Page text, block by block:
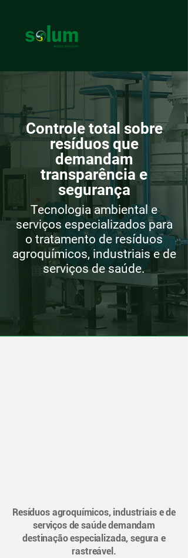
Controle total sobre
resíduos que
demandam
transparência e
segurança
Tecnologia ambiental e
serviços especializados para
o tratamento de resíduos
agroquímicos, industriais e de
serviços de saúde.
Resíduos agroquímicos, industriais e de
serviços de saúde demandam
destinação especializada, segura e
rastreável.